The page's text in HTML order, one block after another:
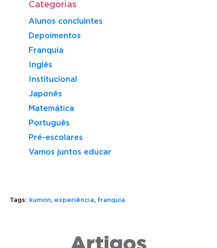
Categorias
Alunos concluintes
Depoimentos
Franquia
Inglês
Institucional
Japonês
Matemática
Português
Pré-escolares
Vamos juntos educar
Tags: kumon, experiência, franquia
DE